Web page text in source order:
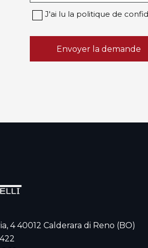
J'ai lu la politique de
Envoyer la demande
4 40012 Calderara di Reno (BO)